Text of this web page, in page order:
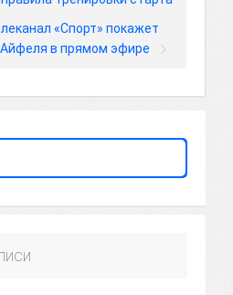
«Спорт» покажет
Айфеля в прямом эфире